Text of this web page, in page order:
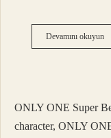
Devamını okuyun
ONLY ONE Super
character, ONLY